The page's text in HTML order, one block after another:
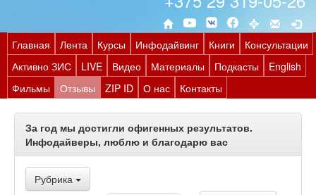
Главная Лента Курсы Инфодайвинг Книги
Консультации
Активно ЗИС
LIVE Видео Материалы Подкасты
English
Фильмы
Отзывы ZIP ID О нас Контакты
За год мы достигли офигенных результатов.
Инфодайверы, люблю и благодарю вас
Рубрика